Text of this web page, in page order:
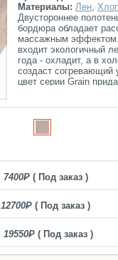
Материалы: Лен,
Двустороннее
бордюра обладает
массажным
входит экологичный
года - охладит, а в
создаст согревающий
цвет серии Grain
7400 ( Под заказ )
12700 ( Под заказ )
19550 ( Под заказ )